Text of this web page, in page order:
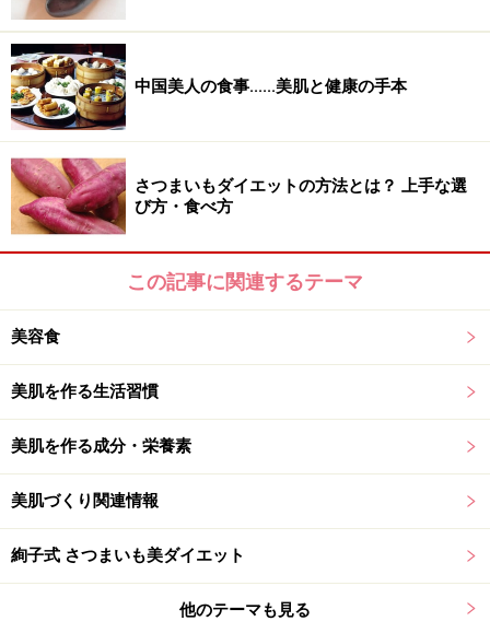
中国美人の食事......美肌と健康の手本
さつまいもダイエットの方法とは？ 上手な選
び方・食べ方
この記事に関連するテーマ
美容食
美肌を作る生活習慣
美肌を作る成分・栄養素
美肌づくり関連情報
絢子式 さつまいも美ダイエット
他のテーマも見る